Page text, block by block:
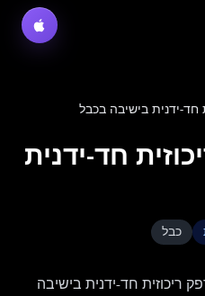
חד-ידנית בישיבה בכבל
חד-ידנית
כבל
ריכוזית חד-ידנית בישיבה